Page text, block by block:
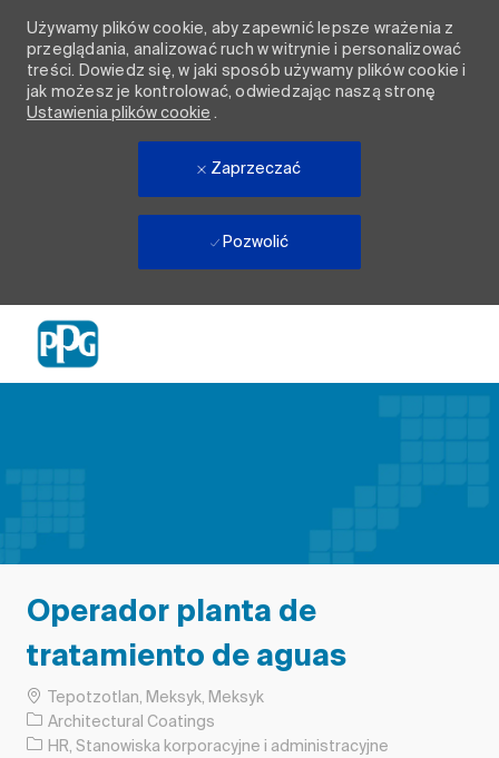
Używamy plików cookie, aby zapewnić lepsze wrażenia z
przeglądania, analizować ruch w witrynie i personalizować
treści. Dowiedz się, w jaki sposób używamy plików cookie i
jak możesz je kontrolować, odwiedzając naszą stronę
Ustawienia plików cookie .
Zaprzeczać
Pozwolić
Operador planta de
tratamiento de aguas
Lokalizacja
Tepotzotlan, Meksyk, Meksyk
Architectural Coatings
Kategoria
HR, Stanowiska korporacyjne i administracyjne